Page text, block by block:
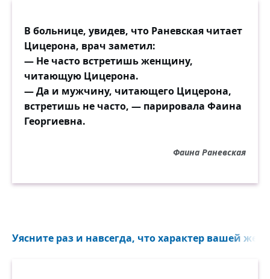
В больнице, увидев, что Раневская читает
Цицерона, врач заметил:
— Не часто встретишь женщину,
читающую Цицерона.
— Да и мужчину, читающего Цицерона,
встретишь не часто, — парировала Фаина
Георгиевна.
Фаина Раневская
Уясните раз и навсегда, что характер вашей